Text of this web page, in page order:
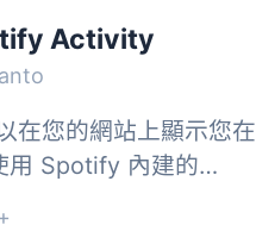
Activity
在您的網站上顯示您在
用 Spotify 內建的
的...